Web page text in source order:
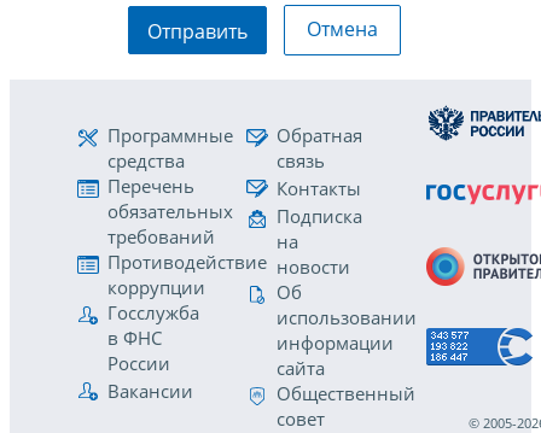
Отправить Отмена
Программные
средства
Перечень
обязательных
требований
Противодействие
коррупции
Госслужба
в ФНС
России
Вакансии
Обратная
связь
Контакты
Подписка
на
новости
Об
использовании
информации
сайта
Общественный
совет
© 2005-